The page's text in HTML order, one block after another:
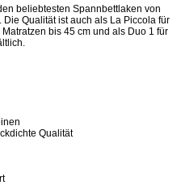
beliebtesten Spannbettlaken von
Qualität ist auch als La Piccola für
bis 45 cm und als Duo 1 für
Qualität